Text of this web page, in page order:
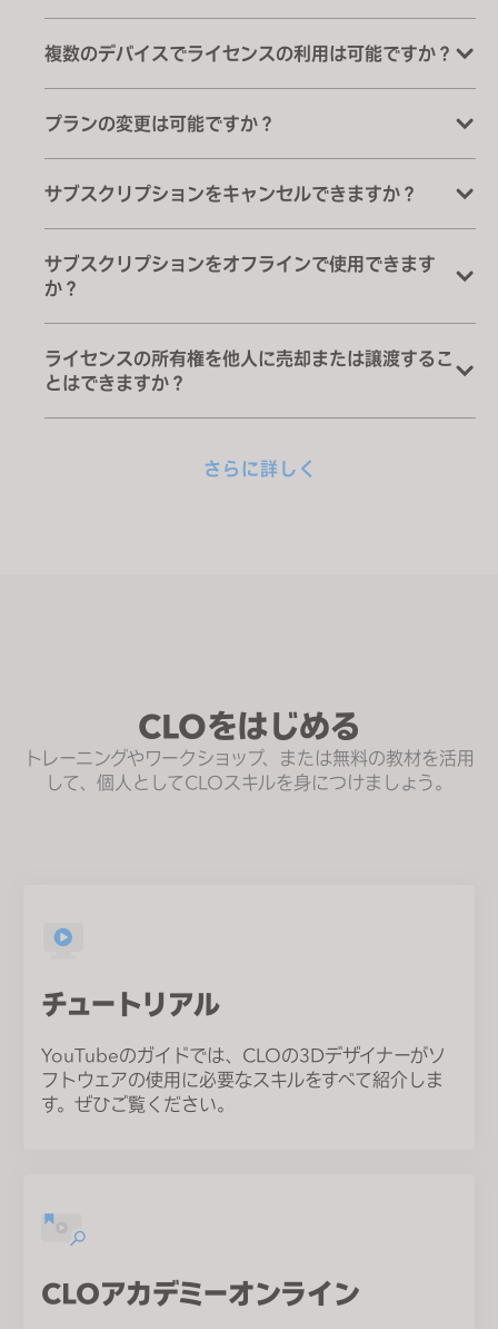
複数のデバイスでライセンスの利用は可能ですか？
プランの変更は可能ですか？
サブスクリプションをキャンセルできますか？
サブスクリプションをオフラインで使用できます
か？
ライセンスの所有権を他人に売却または譲渡するこ
とはできますか？
さらに詳しく
CLOをはじめる
トレーニングやワークショップ、または無料の教材を活用
して、個人としてCLOスキルを身につけましょう。
チュートリアル
YouTubeのガイドでは、CLOの3Dデザイナーがソ
フトウェアの使用に必要なスキルをすべて紹介しま
す。ぜひご覧ください。
CLOアカデミーオンライン